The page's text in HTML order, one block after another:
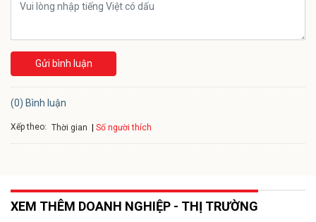
Gửi bình luận
(0) Bình luận
Xếp theo: Thời gian Số người thích
XEM THÊM DOANH NGHIỆP - THỊ TRƯỜNG